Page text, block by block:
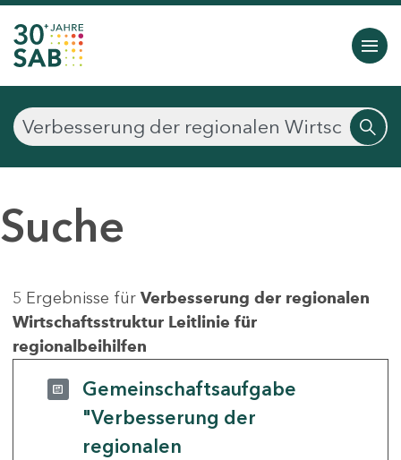
Suche
5 Ergebnisse für Verbesserung der regionalen
Wirtschaftsstruktur Leitlinie für
regionalbeihilfen
Gemeinschaftsaufgabe
"Verbesserung der
regionalen